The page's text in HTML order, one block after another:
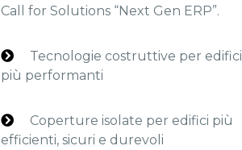
Call for Solutions “Next Gen ERP”.
Tecnologie costruttive per edifici
più performanti
Coperture isolate per edifici più
efficienti, sicuri e durevoli